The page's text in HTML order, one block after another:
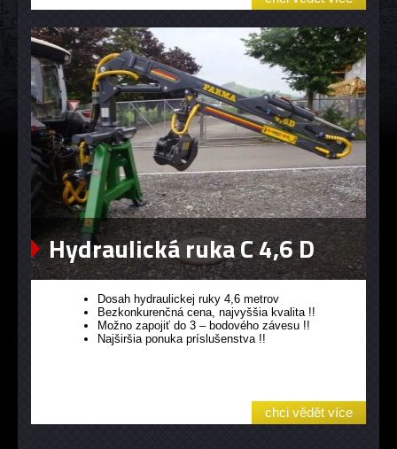
Hydraulická ruka C 4,6 D
Dosah hydraulickej ruky 4,6 metrov
Bezkonkurenčná cena, najvyššia kvalita !!
Možno zapojiť do 3 – bodového závesu !!
Najširšia ponuka príslušenstva !!
chci vědět více